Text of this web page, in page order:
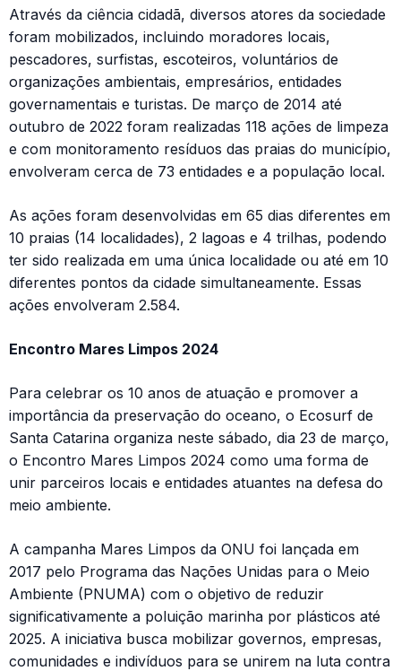
Através da ciência cidadã, diversos atores da sociedade
foram mobilizados, incluindo moradores locais,
pescadores, surfistas, escoteiros, voluntários de
organizações ambientais, empresários, entidades
governamentais e turistas. De março de 2014 até
outubro de 2022 foram realizadas 118 ações de limpeza
e com monitoramento resíduos das praias do município,
envolveram cerca de 73 entidades e a população local.
As ações foram desenvolvidas em 65 dias diferentes em
10 praias (14 localidades), 2 lagoas e 4 trilhas, podendo
ter sido realizada em uma única localidade ou até em 10
diferentes pontos da cidade simultaneamente. Essas
ações envolveram 2.584.
Encontro Mares Limpos 2024
Para celebrar os 10 anos de atuação e promover a
importância da preservação do oceano, o Ecosurf de
Santa Catarina organiza neste sábado, dia 23 de março,
o Encontro Mares Limpos 2024 como uma forma de
unir parceiros locais e entidades atuantes na defesa do
meio ambiente.
A campanha Mares Limpos da ONU foi lançada em
2017 pelo Programa das Nações Unidas para o Meio
Ambiente (PNUMA) com o objetivo de reduzir
significativamente a poluição marinha por plásticos até
2025. A iniciativa busca mobilizar governos, empresas,
comunidades e indivíduos para se unirem na luta contra